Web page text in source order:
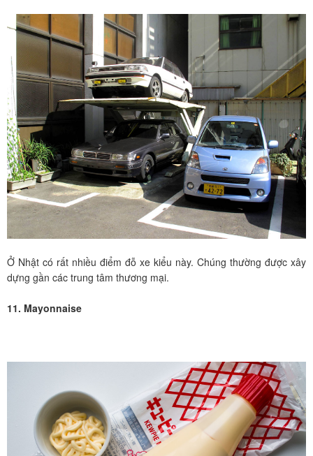
Ở Nhật có rất nhiều điểm đỗ xe kiểu này. Chúng thường được xây
dựng gần các trung tâm thương mại.
11. Mayonnaise